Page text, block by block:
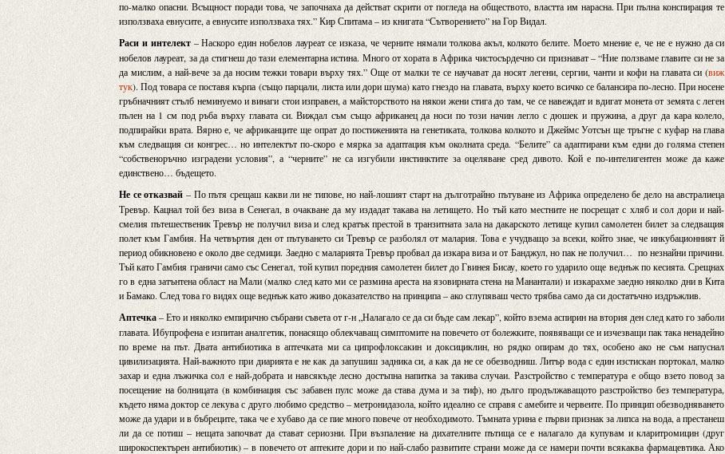
по-малко опасни. Всъщност поради това, че започнаха да действат скрити от погледа на обществото, властта им нарасна. При пълна конспирация те
използваха евнусите, а евнусите използваха тях.” Кир Спитама – из книгата “Сътворението” на Гор Видал.
Раси и интелект– Наскоро един нобелов лауреат се изказа, че черните нямали толкова акъл, колкото белите. Моето мнение е, че не е нужно да си
нобелов лауреат, за да стигнеш до тази елементарна истина. Много от хората в Африка чистосърдечно си признават – “Ние ползваме главите си не за
да мислим, а най-вече за да носим тежки товари върху тях.” Още от малки те се научават да носят легени, сергии, чанти и кофи на главата си (виж
тук). Под товара се поставя кърпа (също парцали, листа или дори шума) като гнездо на главата, върху което всичко се балансира по-лесно. При носене
гръбначният стълб неминуемо и винаги стои изправен, а майсторството на някои жени стига до там, че се навеждат и вдигат монета от земята с леген
пълен на 1 см под ръба върху главата си. Виждал съм също африканец да носи по този начин легло с дюшек и пружина, а друг да кара колело,
подпирайки врата. Вярно е, че африканците ще опрат до постиженията на генетиката, толкова колкото и Джеймс Уотсън ще тръгне с куфар на глава
към следващия си конгрес… но интелектът по-скоро е мярка за адаптация към околната среда. “Белите” са адаптирани към едни до голяма степен
“собственоръчно изградени условия”, а “черните” не са изгубили инстинктите за оцеляване сред дивото. Кой е по-интелигентен може да каже
единствено… бъдещето.
Не се отказвай – По пътя срещаш какви ли не типове, но най-лошият старт на дълготрайно пътуване из Африка определено бе дело на австралиеца
Тревър. Кацнал той без виза в Сенегал, в очакване да му издадат такава на летището. Но тъй като местните не посрещат с хляб и сол дори и най-
смелия пътешественик Тревър не получил виза и след кратък престой в транзитната зала на дакарското летище купил самолетен билет за следващия
полет към Гамбия. На четвъртия ден от пътуването си Тревър се разболял от малария. Това е учудващо за всеки, който знае, че инкубационният й
период обикновено е около две седмици. Заедно с маларията Тревър пробвал да изкара виза и от Банджул, но пак не получил… по незнайни причини.
Тъй като Гамбия граничи само със Сенегал, той купил поредния самолетен билет до Гвинея Бисау, което го ударило още веднъж по кесията. Срещнах
го в една затънтена област на Мали (малко след като ми се размина ареста на язовирната стена на Манантали) и изкарахме заедно няколко дни в Кита
и Бамако. След това го видях още веднъж като живо доказателство на принципа – ако сглупяваш често трябва само да си достатъчно издръжлив.
Аптечка– Ето и няколко емпирично събрани съвета от г-н „Налагало се да си бъде сам лекар”, който взема аспирин на втория ден след като го заболи
главата. Ибупрофена е изпитан аналгетик, понасящо облекчаващ симптомите на повечето от болежките, появяващи се и изчезващи пак така ненадейно
по време на път. Двата антибиотика в аптечката ми са ципрофлоксакин и доксициклин, но рядко опирам до тях, особено ако не съм напуснал
цивилизацията. Най-важното при диарията е не как да запушиш задника си, а как да не се обезводниш. Литър вода с един изстискан портокал, малко
захар и една лъжичка сол е най-добрата и навсякъде лесно достъпна напитка за такива случаи. Разстройство с температура е общо взето повод за
посещение на болницата (в комбинация със забавен пулс може да става дума и за тиф), но дълго продължаващото разстройство без температура,
където няма доктор се лекува с друго любимо средство – метронидазола, който идеално се справя с амебите и червеите. По принцип обезводняването
може да удари и в бъбреците, така че е хубаво да се пие много повече от необходимото. Тъмната урина е първи признак за липса на вода, а престанеш
ли да се потиш – нещата започват да стават сериозни. При възпаление на дихателните пътища се е налагало да купувам и кларитромицин (друг
широкоспектърен антибиотик) – в повечето от аптеките дори и по най-слабо развитите страни може да се намери почти всякаква фармацевтика. Ако